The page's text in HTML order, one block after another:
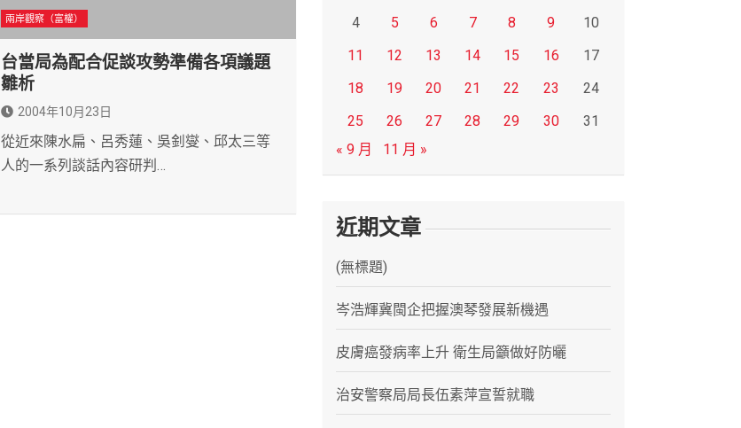
兩岸觀察（富權）
台當局為配合促談攻勢準備各項議題
雛析
2004年10月23日
從近來陳水扁、呂秀蓮、吳釗燮、邱太三等
人的一系列談話內容研判…
4
5 6 7 8 9
10
11
12 13 14 15 16
17
18
19 20 21 22 23
24
25
26 27 28 29 30
31
« 9 月
11 月 »
近期文章
(無標題)
岑浩輝冀閩企把握澳琴發展新機遇
皮膚癌發病率上升 衛生局籲做好防曬
治安警察局局長伍素萍宣誓就職